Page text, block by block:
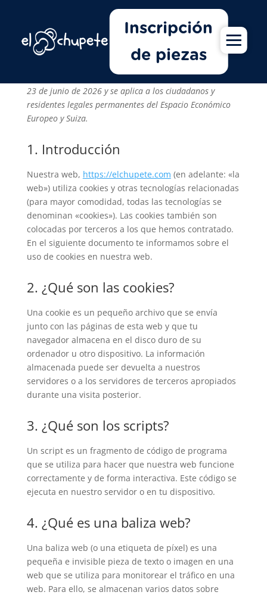
Inscripción
de piezas
Política de cookies
Esta política de cookies fue actualizada por última vez el
23 de junio de 2026 y se aplica a los ciudadanos y
residentes legales permanentes del Espacio Económico
Europeo y Suiza.
1. Introducción
Nuestra web, https://elchupete.com (en adelante: «la
web») utiliza cookies y otras tecnologías relacionadas
(para mayor comodidad, todas las tecnologías se
denominan «cookies»). Las cookies también son
colocadas por terceros a los que hemos contratado.
En el siguiente documento te informamos sobre el
uso de cookies en nuestra web.
2. ¿Qué son las cookies?
Una cookie es un pequeño archivo que se envía
junto con las páginas de esta web y que tu
navegador almacena en el disco duro de su
ordenador u otro dispositivo. La información
almacenada puede ser devuelta a nuestros
servidores o a los servidores de terceros apropiados
durante una visita posterior.
3. ¿Qué son los scripts?
Un script es un fragmento de código de programa
que se utiliza para hacer que nuestra web funcione
correctamente y de forma interactiva. Este código se
ejecuta en nuestro servidor o en tu dispositivo.
4. ¿Qué es una baliza web?
Una baliza web (o una etiqueta de píxel) es una
pequeña e invisible pieza de texto o imagen en una
web que se utiliza para monitorear el tráfico en una
web. Para ello, se almacenan varios datos sobre